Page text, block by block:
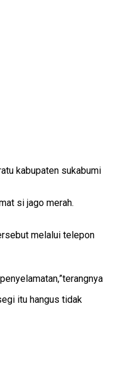
kabupaten sukabumi
si jago merah.
melalui telepon
itu hangus tidak